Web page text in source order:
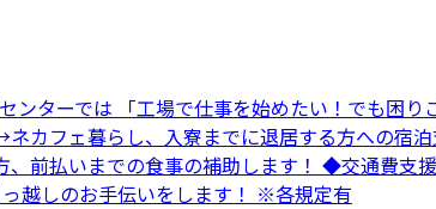
ンターでは 「工場で仕事を始めたい！でも困
カフェ暮らし、入寮までに退居する方への宿
前払いまでの食事の補助します！ ◆交通費支
越しのお手伝いをします！ ※各規定有